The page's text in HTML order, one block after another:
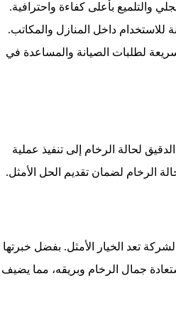
والتلميع بأعلى كفاءة واحترافية.
للاستخدام داخل المنازل والمكاتب.
لطلبات الصيانة والمساعدة في
لحالة الرخام إلى تنفيذ عملية
الرخام لضمان تقديم الحل الأمثل.
تعد الخيار الأمثل. بفضل خبرتها
جمال الرخام وبريقه، مما يضيف